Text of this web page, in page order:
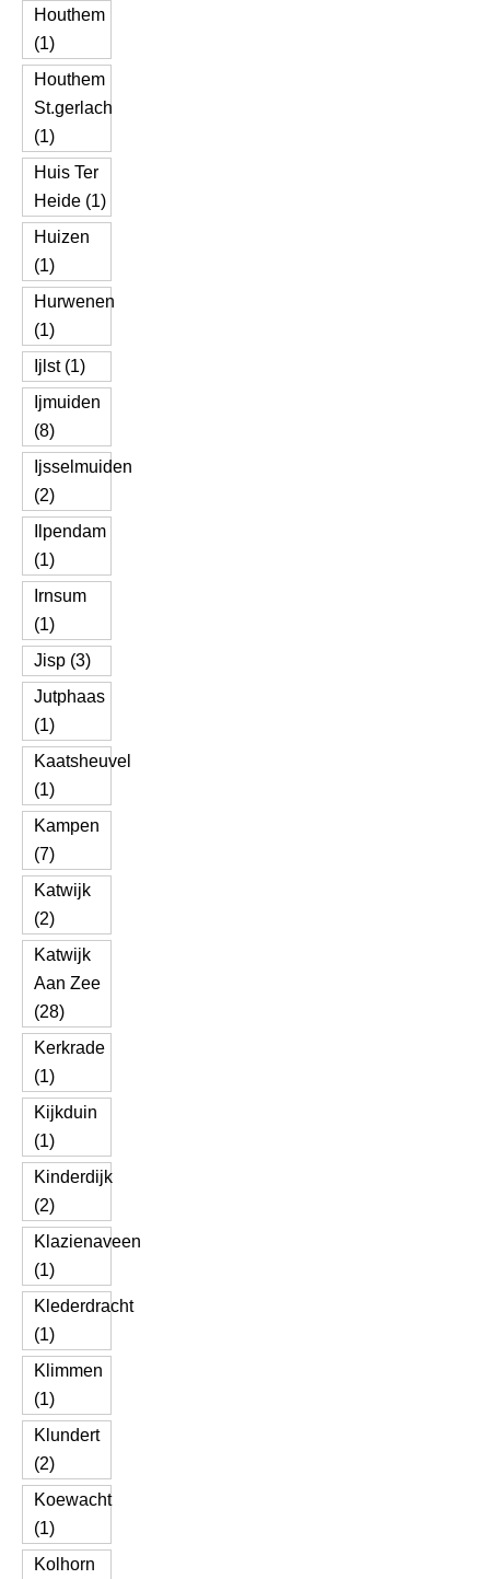
Houthem
(1)
Houthem
St.gerlach
(1)
Huis Ter
Heide (1)
Huizen
(1)
Hurwenen
(1)
Ijlst (1)
Ijmuiden
(8)
Ijsselmuiden
(2)
Ilpendam
(1)
Irnsum
(1)
Jisp (3)
Jutphaas
(1)
Kaatsheuvel
(1)
Kampen
(7)
Katwijk
(2)
Katwijk
Aan Zee
(28)
Kerkrade
(1)
Kijkduin
(1)
Kinderdijk
(2)
Klazienaveen
(1)
Klederdracht
(1)
Klimmen
(1)
Klundert
(2)
Koewacht
(1)
Kolhorn